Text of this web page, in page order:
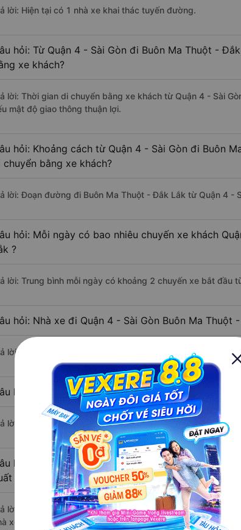
lời: Hiện tại có 1 nhà xe khai thác tuyến đường.
hỏi: Từ Quận 4 - Sài Gòn đi Buôn Ma Thuột -
xe khách?
lời: Thời gian di chuyển bằng xe khách từ Quận 4 - Sài
mật độ giao thông thuận lợi.
hỏi: Khoảng cách từ Quận 4 - Sài Gòn đi Buôn
chuyển bằng xe khách?
lời: Đoạn đường đi Buôn Ma Thuột - Đắk Lắk từ Quận 4 -
hỏi: Mỗi ngày có bao nhiêu chuyến xe khách
?
lời: Trung bình mỗi ngày có khoảng 2 chuyến xe bắt đầu
hỏi: Nhà xe đi Quận 4 - Sài Gòn Buôn Ma Thuột
lời: Chuyến xe có giờ xuất phát sớm nhất vào lúc 20:00
hỏi: Nhà xe đi Buôn Ma Thuột - Đắk Lắk từ
lời: Chuyến xe có giờ xuất phát trễ (muộn) nhất là vào lúc
hỏi: Review xe đi Buôn Ma Thuột - Đắk Lắk từ
sắc, cao cấp nhất?
lời: Những hãng xe đi Quận 4 - Sài Gòn Buôn Ma Thuột
xe Lục Mão đi Buôn Ma Thuột - Đắk Lắk từ Quận 4 - Sài